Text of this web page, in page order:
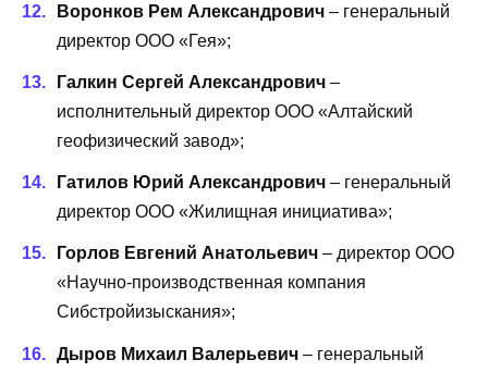
Воронков Рем Александрович – генеральный
директор ООО «Гея»;
Галкин Сергей Александрович –
исполнительный директор ООО «Алтайский
геофизический завод»;
Гатилов Юрий Александрович – генеральный
директор ООО «Жилищная инициатива»;
Горлов Евгений Анатольевич – директор ООО
«Научно-производственная компания
Сибстройизыскания»;
Дыров Михаил Валерьевич – генеральный